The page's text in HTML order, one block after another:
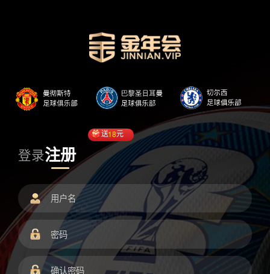
登录注册
送18元